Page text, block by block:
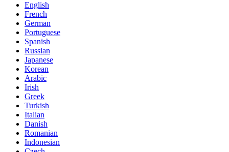
English
French
German
Portuguese
Spanish
Russian
Japanese
Korean
Arabic
Irish
Greek
Turkish
Italian
Danish
Romanian
Indonesian